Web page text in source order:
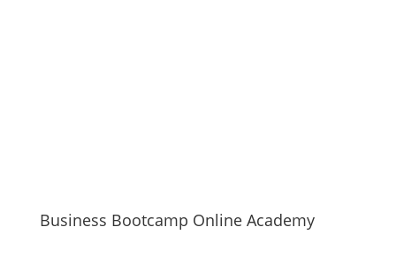
Business Bootcamp Online Academy